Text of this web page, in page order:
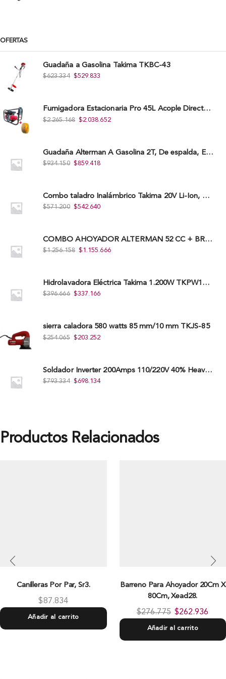
OFERTAS
Guadaña a Gasolina Takima TKBC-43
$623.334 $529.833
Fumigadora Estacionaria Pro 45L Acople Directo con Accesorios
$2.265.168 $2.038.652
Guadaña Alterman A Gasolina 2T, De espalda, Eje Flexible, 43Cc, Xbc43B-I
$934.150 $859.418
Combo taladro Inalámbrico Takima 20V Li-Ion, Tklcd-20. + Polichadora Takima 7″ 1.200W, Tksp-180-D.
$571.200 $542.640
COMBO AHOYADOR ALTERMAN 52 CC + BROCA DE 20 CM X 80 CM + BROCA DE 15 CM X 80 CM
$1.256.158 $1.155.666
Hidrolavadora Eléctrica Takima 1.200W TKPW1200-13
$396.666 $337.166
sierra caladora 580 watts 85 mm/10 mm TKJS-85
$254.065 $203.252
Soldador Inverter 200Amps 110/220V 40% Heavy Duty (Hd) Tkwi-200-C
$793.334 $698.134
Productos Relacionados
Canilleras Por Par, Sr3.
$87.834
Añadir al carrito
Barreno Para Ahoyador 20Cm X
80Cm, Xead28.
$276.775 $262.936
Añadir al carrito